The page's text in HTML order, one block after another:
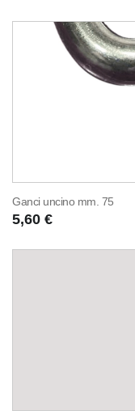
Ganci uncino mm. 75
5,60 €